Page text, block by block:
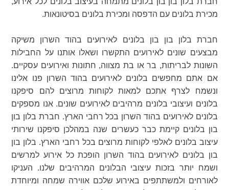
מכירת בלונים עם הדפסה ומכירת בלונים בסיטונאות.
חברת בלון בון בון בלונים לאירועים בהוד השרון משיקה
מבצעים שונים לאירועים התקשרו ושאלו אותנו על החבילות
השונות לבריתות, בר או בת מצווה, חתונות ואירועים עסקיים.
אם אתם מחפשים בלונים לאירועים בהוד השרון פנו אלינו
ונשמח לצרף אתכם למאות לקוחות מרוצים להם סיפקנו
בלונים ועיצובי בלונים מרהיבים לאירועים שונים. אנו מספקים
בלונים לאירועים בהוד השרון בכל רחבי הארץ. חברת בלון בון
בון בלונים קיימת כבר כעשרים שנה במהלכן סיפקנו שירותי
עיצוב בלונים לאלפי לקוחות מרוצים בכל רחבי הארץ. בלון בון
בון בלונים לאירועים בהוד השרון הופכת כל אירוע למרשים
ושמח יותר בזכות עיצובי הבלונים המרהיבים שלנו. העניקו
לאורחים ולמשתתפים באירוע שלכם אווירה שמחה ומיוחדת